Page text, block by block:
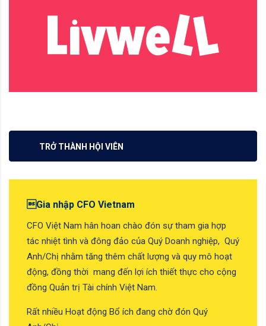
TRỞ THÀNH HỘI VIÊN
Gia nhập CFO Vietnam
CFO Việt Nam hân hoan chào đón sự tham gia hợp
tác nhiệt tình và đông đảo của Quý Doanh nghiệp, Quý
Anh/Chị nhằm tăng thêm chất lượng và quy mô hoạt
động, đồng thời mang đến lợi ích thiết thực cho cộng
đồng Quản trị Tài chính Việt Nam.
Rất nhiều Hoạt động Bổ ích đang chờ đón Quý